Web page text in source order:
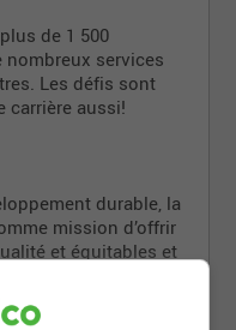
de 1 500
nombreux services
Les défis sont
carrière aussi!
durable, la
mission d’offrir
et équitables et